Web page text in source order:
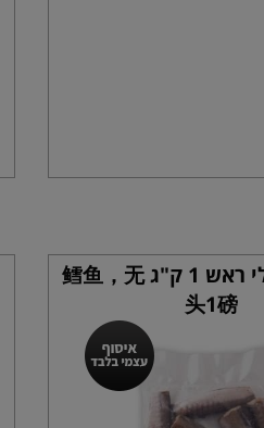
דג בקלה בלי ראש 1 ק"ג 鳕鱼，无
头1磅